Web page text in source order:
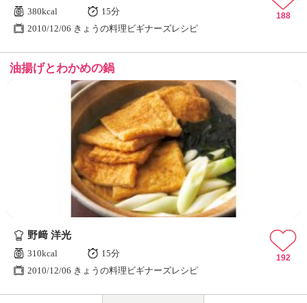
380kcal
15分
2010/12/06 きょうの料理ビギナーズレシピ
188
油揚げとわかめの鍋
野﨑 洋光
310kcal
15分
2010/12/06 きょうの料理ビギナーズレシピ
192